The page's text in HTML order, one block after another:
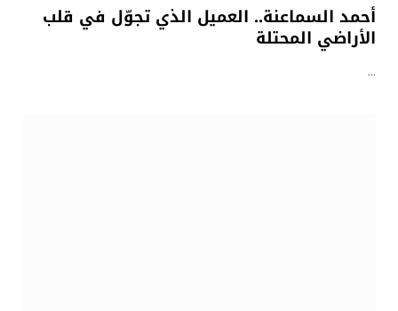
أحمد السماعنة.. العميل الذي تجوّل في قلب
الأراضي المحتلة
…